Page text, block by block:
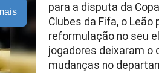
para a disputa da
Clubes da Fifa, o Leão
reformulação no seu
jogadores deixaram o
mudanças no